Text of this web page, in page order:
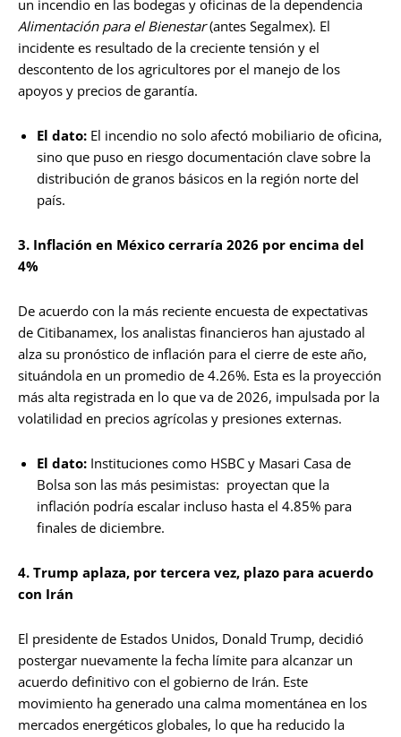
un incendio en las bodegas y oficinas de la dependencia
Alimentación para el Bienestar(antes Segalmex). El
incidente es resultado de la creciente tensión y el
descontento de los agricultores por el manejo de los
apoyos y precios de garantía.
El dato: El incendio no solo afectó mobiliario de oficina,
sino que puso en riesgo documentación clave sobre la
distribución de granos básicos en la región norte del
país.
3. Inflación en México cerraría 2026 por encima del
4%
De acuerdo con la más reciente encuesta de expectativas
de Citibanamex, los analistas financieros han ajustado al
alza su pronóstico de inflación para el cierre de este año,
situándola en un promedio de 4.26%. Esta es la proyección
más alta registrada en lo que va de 2026, impulsada por la
volatilidad en precios agrícolas y presiones externas.
El dato: Instituciones como HSBC y Masari Casa de
Bolsa son las más pesimistas: proyectan que la
inflación podría escalar incluso hasta el 4.85% para
finales de diciembre.
4. Trump aplaza, por tercera vez, plazo para acuerdo
con Irán
El presidente de Estados Unidos, Donald Trump, decidió
postergar nuevamente la fecha límite para alcanzar un
acuerdo definitivo con el gobierno de Irán. Este
movimiento ha generado una calma momentánea en los
mercados energéticos globales, lo que ha reducido la